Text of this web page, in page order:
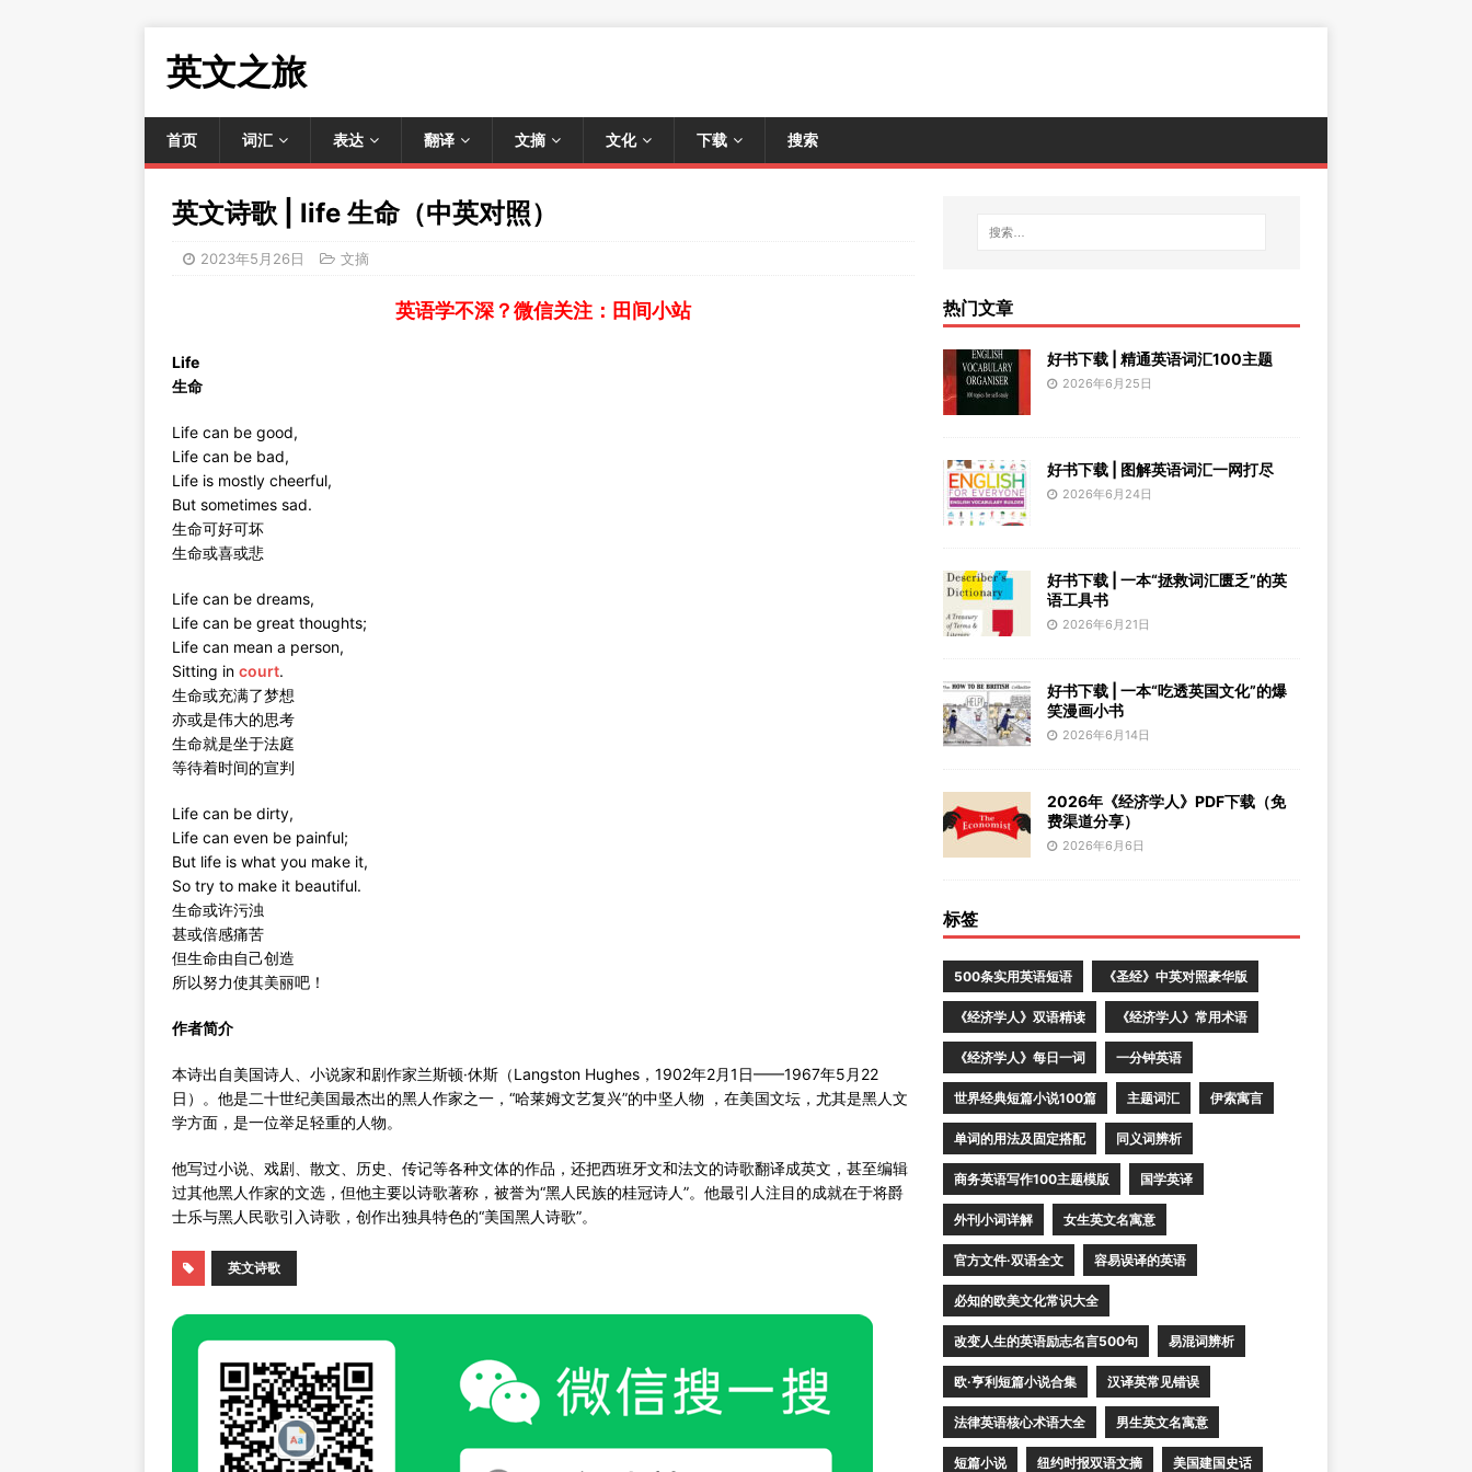
英文之旅
首页 词汇 表达 翻译 文摘 文化 下载 搜索
英文诗歌 | life 生命（中英对照）
2023年5月26日 文摘
英语学不深？微信关注：田间小站
Life
生命
Life can be good,
Life can be bad,
Life is mostly cheerful,
But sometimes sad.
生命可好可坏
生命或喜或悲
Life can be dreams,
Life can be great thoughts;
Life can mean a person,
Sitting in court.
生命或充满了梦想
亦或是伟大的思考
生命就是坐于法庭
等待着时间的宣判
Life can be dirty,
Life can even be painful;
But life is what you make it,
So try to make it beautiful.
生命或许污浊
甚或倍感痛苦
但生命由自己创造
所以努力使其美丽吧！
作者简介
本诗出自美国诗人、小说家和剧作家兰斯顿·休斯（Langston Hughes，1902年2月1日——1967年5月22
日）。他是二十世纪美国最杰出的黑人作家之一，“哈莱姆文艺复兴”的中坚人物 ，在美国文坛，尤其是黑人文
学方面，是一位举足轻重的人物。
他写过小说、戏剧、散文、历史、传记等各种文体的作品，还把西班牙文和法文的诗歌翻译成英文，甚至编辑
过其他黑人作家的文选，但他主要以诗歌著称，被誉为“黑人民族的桂冠诗人”。他最引人注目的成就在于将爵
士乐与黑人民歌引入诗歌，创作出独具特色的“美国黑人诗歌”。
英文诗歌
热门文章
好书下载 | 精通英语词汇100主题
2026年6月25日
好书下载 | 图解英语词汇一网打尽
2026年6月24日
好书下载 | 一本“拯救词汇匮乏”的英
语工具书
2026年6月21日
好书下载 | 一本“吃透英国文化”的爆
笑漫画小书
2026年6月14日
2026年《经济学人》PDF下载（免
费渠道分享）
2026年6月6日
标签
500条实用英语短语 《圣经》中英对照豪华版
《经济学人》双语精读 《经济学人》常用术语
《经济学人》每日一词 一分钟英语
世界经典短篇小说100篇 主题词汇 伊索寓言
单词的用法及固定搭配 同义词辨析
商务英语写作100主题模版 国学英译
外刊小词详解 女生英文名寓意
官方文件·双语全文 容易误译的英语
必知的欧美文化常识大全
改变人生的英语励志名言500句 易混词辨析
欧·亨利短篇小说合集 汉译英常见错误
法律英语核心术语大全 男生英文名寓意
短篇小说 纽约时报双语文摘 美国建国史话